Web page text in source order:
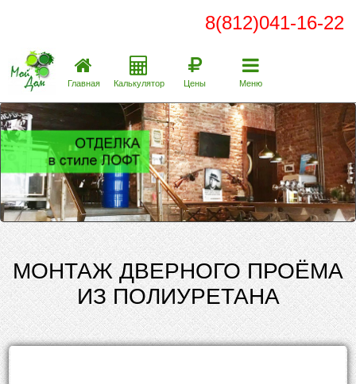
8(812)041-16-22
Главная Калькулятор Цены Меню
МОНТАЖ ДВЕРНОГО ПРОЁМА
ИЗ ПОЛИУРЕТАНА